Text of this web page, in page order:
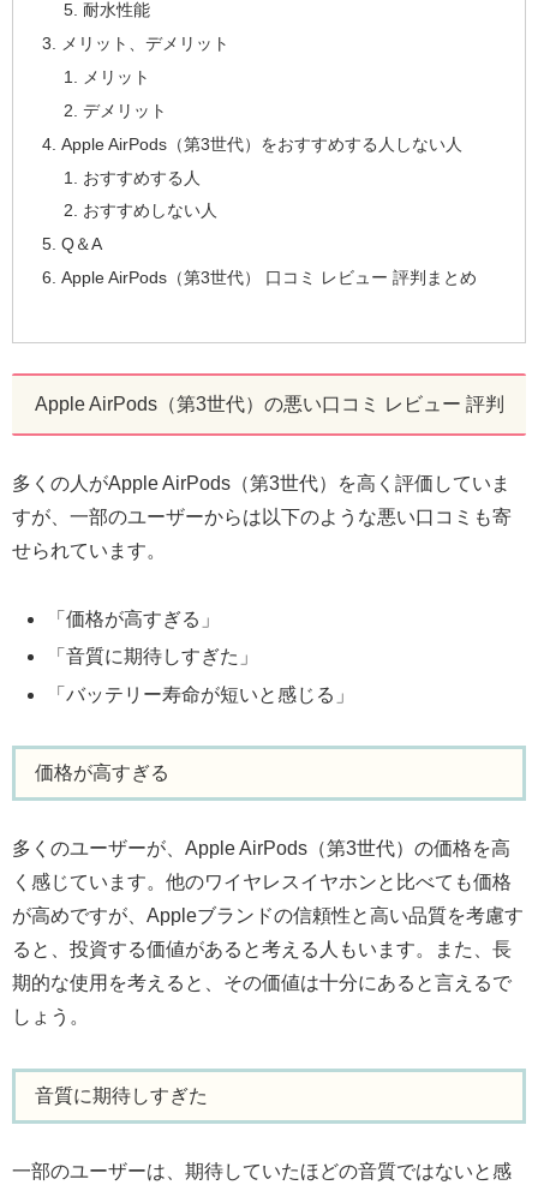
耐水性能
メリット、デメリット
メリット
デメリット
Apple AirPods（第3世代）をおすすめする人しない人
おすすめする人
おすすめしない人
Q＆A
Apple AirPods（第3世代） 口コミ レビュー 評判まとめ
Apple AirPods（第3世代）の悪い口コミ レビュー 評判
多くの人がApple AirPods（第3世代）を高く評価していま
すが、一部のユーザーからは以下のような悪い口コミも寄
せられています。
「価格が高すぎる」
「音質に期待しすぎた」
「バッテリー寿命が短いと感じる」
価格が高すぎる
多くのユーザーが、Apple AirPods（第3世代）の価格を高
く感じています。他のワイヤレスイヤホンと比べても価格
が高めですが、Appleブランドの信頼性と高い品質を考慮す
ると、投資する価値があると考える人もいます。また、長
期的な使用を考えると、その価値は十分にあると言えるで
しょう。
音質に期待しすぎた
一部のユーザーは、期待していたほどの音質ではないと感